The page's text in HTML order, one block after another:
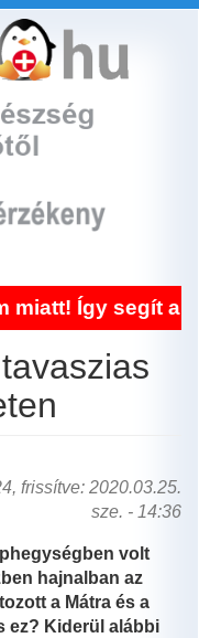
a
frissítve: 2020.03.25.
sze. - 14:36
volt
hajnalban az
a Mátra és a
ez? Kiderül alábbi